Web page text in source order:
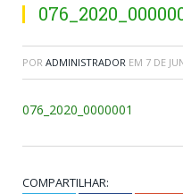
POR ADMINISTRADOR EM 7 DE
076_2020_0000001
COMPARTILHAR: